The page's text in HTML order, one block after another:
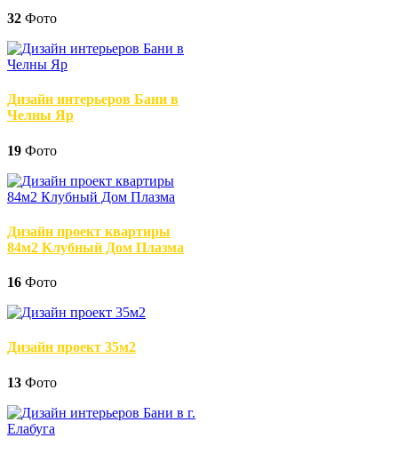
32 Фото
Дизайн интерьеров Бани в
Челны Яр
19 Фото
Дизайн проект квартиры
84м2 Клубный Дом Плазма
16 Фото
Дизайн проект 35м2
13 Фото